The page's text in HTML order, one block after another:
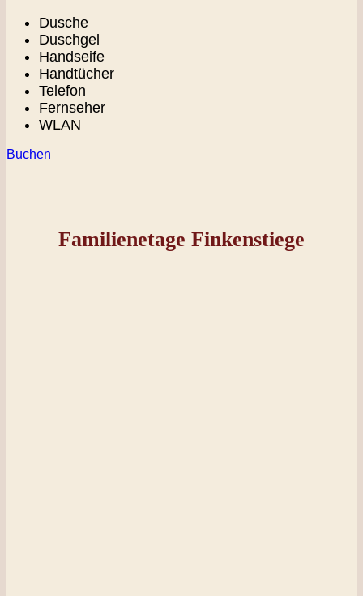
Dusche
Duschgel
Handseife
Handtücher
Telefon
Fernseher
WLAN
Buchen
Familienetage Finkenstiege